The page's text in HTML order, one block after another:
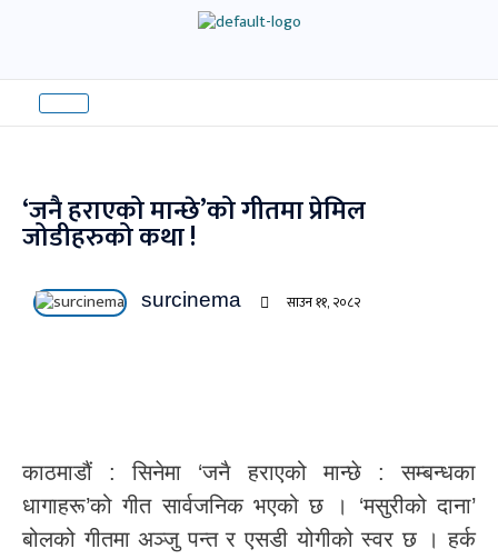
‘जनै हराएको मान्छे’को गीतमा प्रेमिल
जोडीहरुको कथा !
surcinema साउन ११, २०८२
काठमाडौं : सिनेमा ‘जनै हराएको मान्छे : सम्बन्धका
धागाहरू’को गीत सार्वजनिक भएको छ । ‘मसुरीको दाना’
बोलको गीतमा अञ्जु पन्त र एसडी योगीको स्वर छ । हर्क